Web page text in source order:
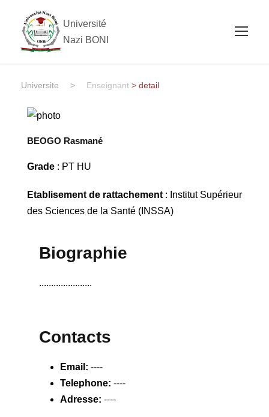
Université
Nazi BONI
Universite > Enseignant > detail
BEOGO Rasmané
Grade: PT HU
Etablisement de rattachement: Institut Supérieur
des Sciences de la Santé (INSSA)
Biographie
......................
Contacts
Email: ----
Telephone: ----
Adresse: ----